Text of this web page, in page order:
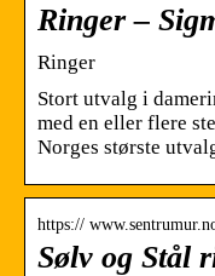
Ringer –
Ringer
Stort utvalg i
med en eller flere
Norges største
https://
Sølv og Stål